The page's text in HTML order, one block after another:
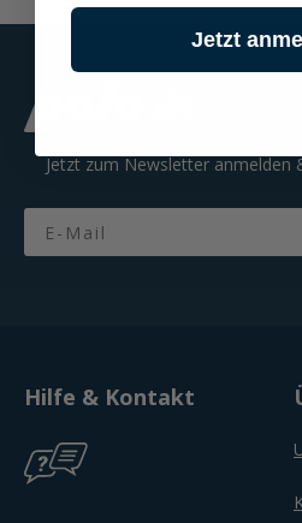
Jetzt zum Newsletter anmelden
Email
Hilfe & Kontakt
Jetzt